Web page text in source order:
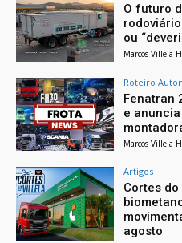
O futuro
ou
Marcos Villela
Roteiro
Fenatran
e
Marcos Villela
Artigos
Cortes
agosto